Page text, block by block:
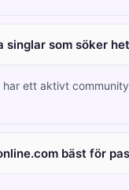
singlar som söker
ett aktivt
bäst för